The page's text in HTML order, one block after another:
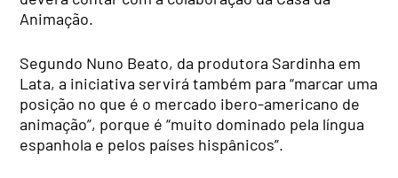
Animação.
Segundo Nuno Beato, da produtora Sardinha em
Lata, a iniciativa servirá também para “marcar uma
posição no que é o mercado ibero-americano de
animação”, porque é “muito dominado pela língua
espanhola e pelos países hispânicos”.